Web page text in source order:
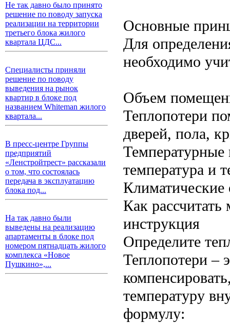
Не так давно было принято
решение по поводу запуска
реализации на территории
третьего блока жилого
квартала ЦДС...
Специалисты приняли
решение по поводу
выведения на рынок
квартир в блоке под
названием Whiteman жилого
квартала...
В пресс-центре Группы
предприятий
«Ленстройтрест» рассказали
о том, что состоялась
передача в эксплуатацию
блока под...
На так давно были
выведены на реализацию
апартаменты в блоке под
номером пятнадцать жилого
комплекса «Новое
Пушкино»,...
Основные
Для
необходимо
Объем
Теплопотери
дверей, пола,
Температурные
температура и
Климатические
Как
инструкция
Определите
Теплопотери –
температуру
формулу: